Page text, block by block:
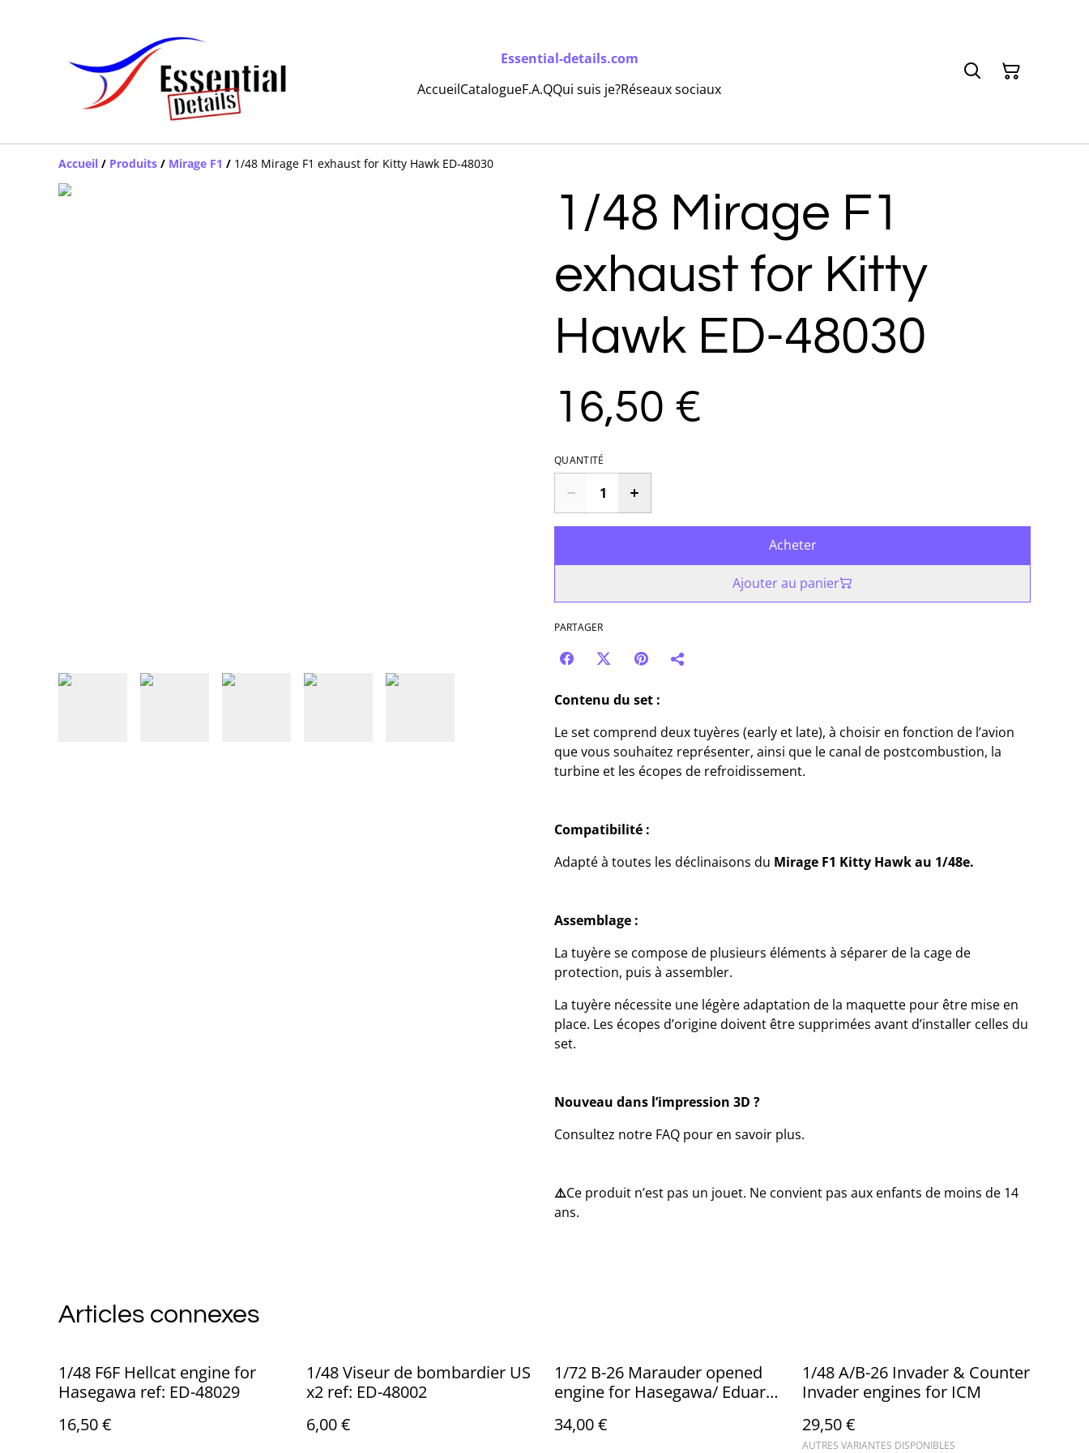
Essential-details.com
AccueilCatalogueF.A.QQui suis je?Réseaux sociaux
Accueil / Produits / Mirage F1 / 1/48 Mirage F1 exhaust for Kitty Hawk ED-48030
1/48 Mirage F1
exhaust for Kitty
Hawk ED-48030
16,50 €
QUANTITÉ
Acheter
Ajouter au panier
PARTAGER
Contenu du set :
Le set comprend deux tuyères (early et late), à choisir en fonction de l’avion
que vous souhaitez représenter, ainsi que le canal de postcombustion, la
turbine et les écopes de refroidissement.
Compatibilité :
Adapté à toutes les déclinaisons du Mirage F1 Kitty Hawk au 1/48e.
Assemblage :
La tuyère se compose de plusieurs éléments à séparer de la cage de
protection, puis à assembler.
La tuyère nécessite une légère adaptation de la maquette pour être mise en
place. Les écopes d’origine doivent être supprimées avant d’installer celles du
set.
Nouveau dans l’impression 3D ?
Consultez notre FAQ pour en savoir plus.
⚠️Ce produit n’est pas un jouet. Ne convient pas aux enfants de moins de 14
ans.
Articles connexes
1/48 F6F Hellcat engine for
Hasegawa ref: ED-48029
16,50 €
1/48 Viseur de bombardier US
x2 ref: ED-48002
6,00 €
1/72 B-26 Marauder opened
engine for Hasegawa/ Eduard
34,00 €
1/48 A/B-26 Invader & Counter
Invader engines for ICM
29,50 €
AUTRES VARIANTES DISPONIBLES